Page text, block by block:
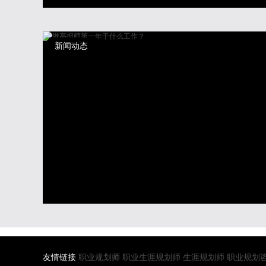
新闻动态
友情链接 职业规划师 职业生涯规划师 生涯规划师 职业规划